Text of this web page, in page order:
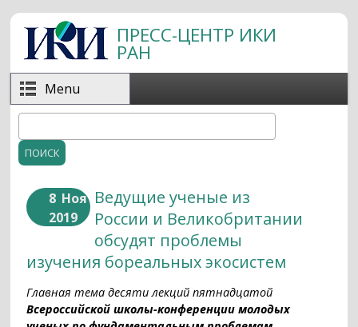
Перейти к основному содержанию
ПРЕСС-ЦЕНТР ИКИ
РАН
Menu
Форма поиска
8 Ноя
2019
Ведущие ученые из
России и Великобритании
обсудят проблемы
изучения бореальных экосистем
Главная тема десяти лекций пятнадцатой
Всероссийской школы-конференции молодых